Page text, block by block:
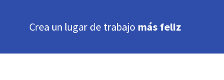
Crea un lugar de trabajo más feliz